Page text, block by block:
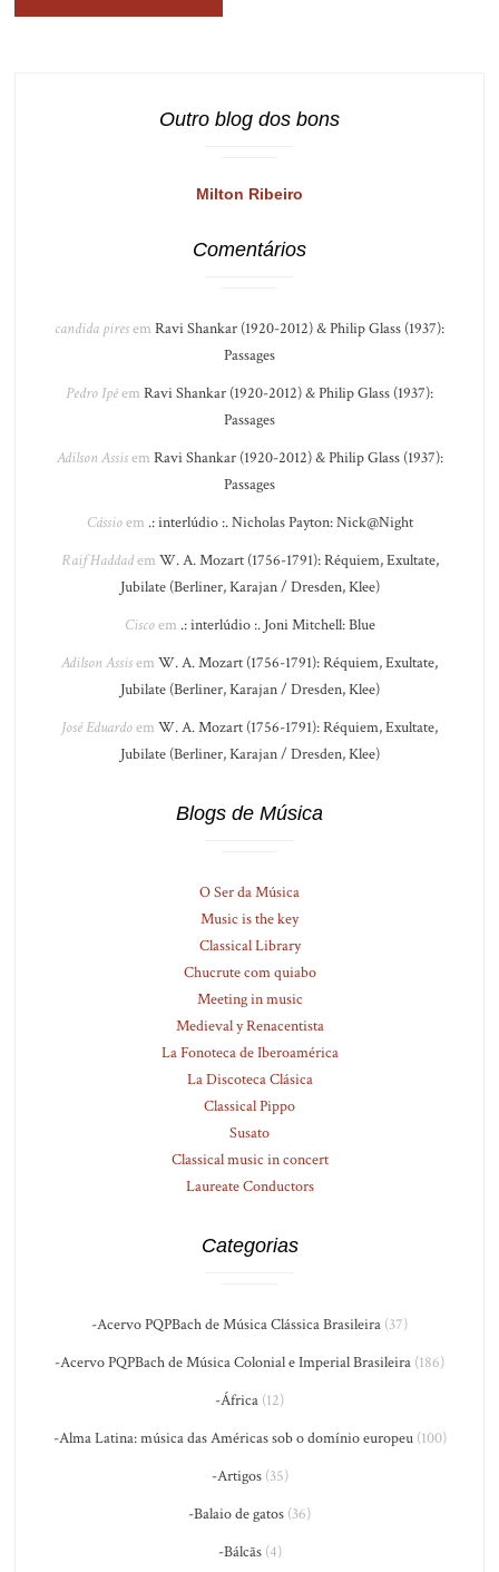
Outro blog dos bons
Milton Ribeiro
Comentários
candida piresem Ravi Shankar (1920-2012) & Philip Glass (1937):
Passages
Pedro Ipêem Ravi Shankar (1920-2012) & Philip Glass (1937):
Passages
Adilson Assisem Ravi Shankar (1920-2012) & Philip Glass (1937):
Passages
Cássioem .: interlúdio :. Nicholas Payton: Nick@Night
Raif Haddadem W. A. Mozart (1756-1791): Réquiem, Exultate,
Jubilate (Berliner, Karajan / Dresden, Klee)
Ciscoem .: interlúdio :. Joni Mitchell: Blue
Adilson Assisem W. A. Mozart (1756-1791): Réquiem, Exultate,
Jubilate (Berliner, Karajan / Dresden, Klee)
José Eduardoem W. A. Mozart (1756-1791): Réquiem, Exultate,
Jubilate (Berliner, Karajan / Dresden, Klee)
Blogs de Música
O Ser da Música
Music is the key
Classical Library
Chucrute com quiabo
Meeting in music
Medieval y Renacentista
La Fonoteca de Iberoamérica
La Discoteca Clásica
Classical Pippo
Susato
Classical music in concert
Laureate Conductors
Categorias
-Acervo PQPBach de Música Clássica Brasileira (37)
-Acervo PQPBach de Música Colonial e Imperial Brasileira (186)
-África (12)
-Alma Latina: música das Américas sob o domínio europeu(100)
-Artigos(35)
-Balaio de gatos (36)
-Bálcãs(4)